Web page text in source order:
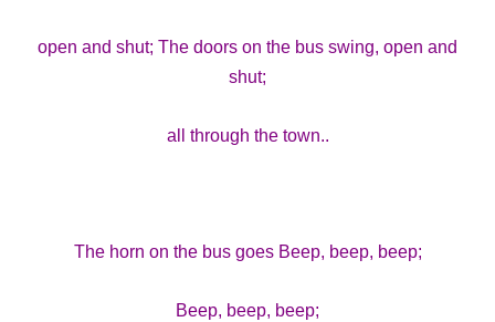
open and shut; The doors on the bus swing, open and
shut;
all through the town..
The horn on the bus goes Beep, beep, beep;
Beep, beep, beep;